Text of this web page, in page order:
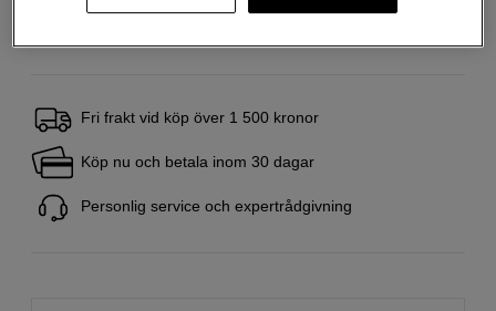
konsumentverket.se (öppnas i ny flik)
Fri frakt vid köp över 1 500 kronor
Köp nu och betala inom 30 dagar
Personlig service och expertrådgivning